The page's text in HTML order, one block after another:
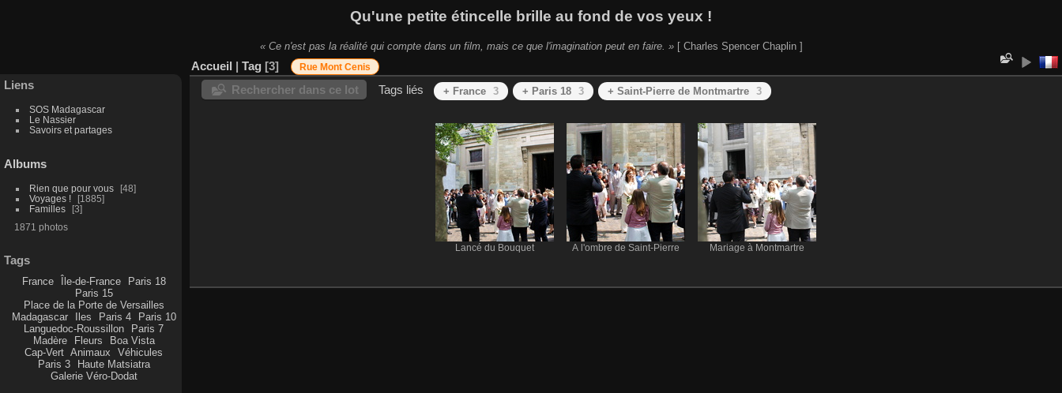
Qu'une petite étincelle brille au fond de vos yeux !
« Ce n'est pas la réalité qui compte dans un film, mais ce que l'imagination peut en faire. »[ Charles Spencer Chaplin ]
Liens
SOS Madagascar
Le Nassier
Savoirs et partages
Albums
Rien que pour vous
48
Voyages !
1885
Familles
3
1871 photos
Tags
France Île-de-France
Paris 18
Paris 15
Place de la Porte de Versailles
Madagascar
Iles Paris 4
Paris 10
Languedoc-Roussillon
Paris 7
Madère
Fleurs
Boa Vista
Cap-Vert Animaux
Véhicules
Paris 3
Haute Matsiatra
Galerie Véro-Dodat
Accueil | Tag 3 Rue Mont Cenis
Rechercher dans ce lot Tags liés + France 3 + Paris 18 3 + Saint-Pierre de Montmartre 3
Lancé du Bouquet À l'ombre de Saint-Pierre Mariage à Montmartre